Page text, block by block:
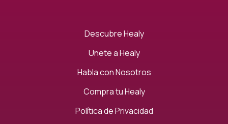
Descubre Healy
Unete a Healy
Habla con Nosotros
Compra tu Healy
Política de Privacidad